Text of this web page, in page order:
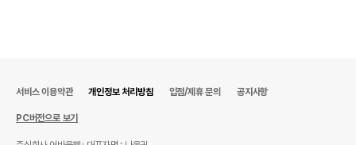
서비스 이용약관 개인정보 처리방침 입점/제휴 문의 공지사항
PC버전으로 보기